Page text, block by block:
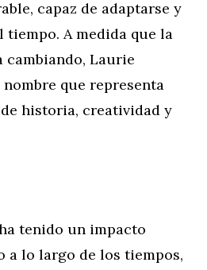
capaz de adaptarse y
A medida que la
Laurie
que representa
historia, creatividad y
tenido un impacto
a lo largo de los tiempos,